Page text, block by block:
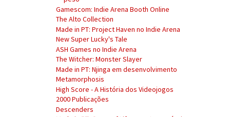
Gamescom: Indie Arena Booth Online
The Alto Collection
Made in PT: Project Haven no Indie Arena
New Super Lucky's Tale
ASH Games no Indie Arena
The Witcher: Monster Slayer
Made in PT: Njinga em desenvolvimento
Metamorphosis
High Score - A História dos Videojogos
2000 Publicações
Descenders